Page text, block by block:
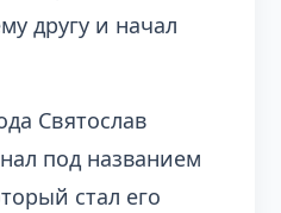
другу и начал
Святослав
под названием
стал его